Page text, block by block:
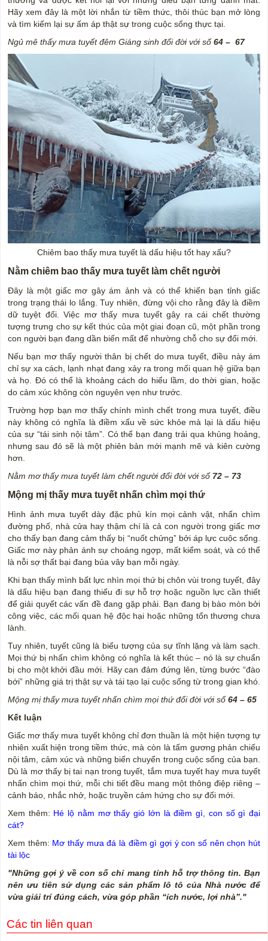
Hãy xem đây là một lời nhắn từ tiềm thức, thôi thúc bạn mở lòng
và tìm kiếm lại sự ấm áp thật sự trong cuộc sống thực tại.
Ngủ mê thấy mưa tuyết đêm Giáng sinh đổi đời với số64 – 67
Chiêm bao thấy mưa tuyết là dấu hiệu tốt hay xấu?
Nằm chiêm bao thấy mưa tuyết làm chết người
Đây là một giấc mơ gây ám ảnh và có thể khiến bạn tỉnh giấc
trong trạng thái lo lắng. Tuy nhiên, đừng vội cho rằng đây là điềm
dữ tuyệt đối. Việc mơ thấy mưa tuyết gây ra cái chết thường
tượng trưng cho sự kết thúc của một giai đoạn cũ, một phần trong
con người bạn đang dần biến mất để nhường chỗ cho sự đổi mới.
Nếu bạn mơ thấy người thân bị chết do mưa tuyết, điều này ám
chỉ sự xa cách, lạnh nhạt đang xảy ra trong mối quan hệ giữa bạn
và họ. Đó có thể là khoảng cách do hiểu lầm, do thời gian, hoặc
do cảm xúc không còn nguyên vẹn như trước.
Trường hợp bạn mơ thấy chính mình chết trong mưa tuyết, điều
này không có nghĩa là điềm xấu về sức khỏe mà lại là dấu hiệu
của sự “tái sinh nội tâm”. Có thể bạn đang trải qua khủng hoảng,
nhưng sau đó sẽ là một phiên bản mới mạnh mẽ và kiên cường
hơn.
Nằm mơ thấy mưa tuyết làm chết người đổi đời với số 72 – 73
Mộng mị thấy mưa tuyết nhấn chìm mọi thứ
Hình ảnh mưa tuyết dày đặc phủ kín mọi cảnh vật, nhấn chìm
đường phố, nhà cửa hay thậm chí là cả con người trong giấc mơ
cho thấy bạn đang cảm thấy bị “nuốt chửng” bởi áp lực cuộc sống.
Giấc mơ này phản ánh sự choáng ngợp, mất kiểm soát, và có thể
là nỗi sợ thất bại đang bủa vây bạn mỗi ngày.
Khi bạn thấy mình bất lực nhìn mọi thứ bị chôn vùi trong tuyết, đây
là dấu hiệu bạn đang thiếu đi sự hỗ trợ hoặc nguồn lực cần thiết
để giải quyết các vấn đề đang gặp phải. Bạn đang bị bào mòn bởi
công việc, các mối quan hệ độc hại hoặc những tổn thương chưa
lành.
Tuy nhiên, tuyết cũng là biểu tượng của sự tĩnh lặng và làm sạch.
Mọi thứ bị nhấn chìm không có nghĩa là kết thúc – nó là sự chuẩn
bị cho một khởi đầu mới. Hãy can đảm đứng lên, từng bước “đào
bới” những giá trị thật sự và tái tạo lại cuộc sống từ trong gian khó.
Mộng mị thấy mưa tuyết nhấn chìm mọi thứ đổi đời với số64 – 65
Kết luận
Giấc mơ thấy mưa tuyết không chỉ đơn thuần là một hiện tượng tự
nhiên xuất hiện trong tiềm thức, mà còn là tấm gương phản chiếu
nội tâm, cảm xúc và những biến chuyển trong cuộc sống của bạn.
Dù là mơ thấy bị tai nạn trong tuyết, tắm mưa tuyết hay mưa tuyết
nhấn chìm mọi thứ, mỗi chi tiết đều mang một thông điệp riêng –
cảnh báo, nhắc nhở, hoặc truyền cảm hứng cho sự đổi mới.
Xem thêm: Hé lộ nằm mơ thấy gió lớn là điềm gì, con số gì đại
cát?
Xem thêm: Mơ thấy mưa đá là điềm gì gợi ý con số nên chọn hút
tài lộc
"Những gợi ý về con số chỉ mang tính hỗ trợ thông tin. Bạn
nên ưu tiên sử dụng các sản phẩm lô tô của Nhà nước để
vừa giải trí đúng cách, vừa góp phần “ích nước, lợi nhà”."
Các tin liên quan